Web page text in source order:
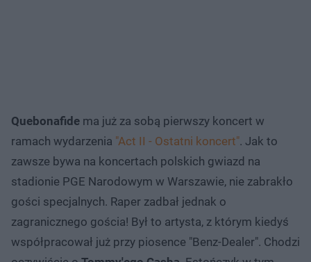
Quebonafide ma już za sobą pierwszy koncert w
ramach wydarzenia "Act II - Ostatni koncert". Jak to
zawsze bywa na koncertach polskich gwiazd na
stadionie PGE Narodowym w Warszawie, nie zabrakło
gości specjalnych. Raper zadbał jednak o
zagranicznego gościa! Był to artysta, z którym kiedyś
współpracował już przy piosence "Benz-Dealer". Chodzi